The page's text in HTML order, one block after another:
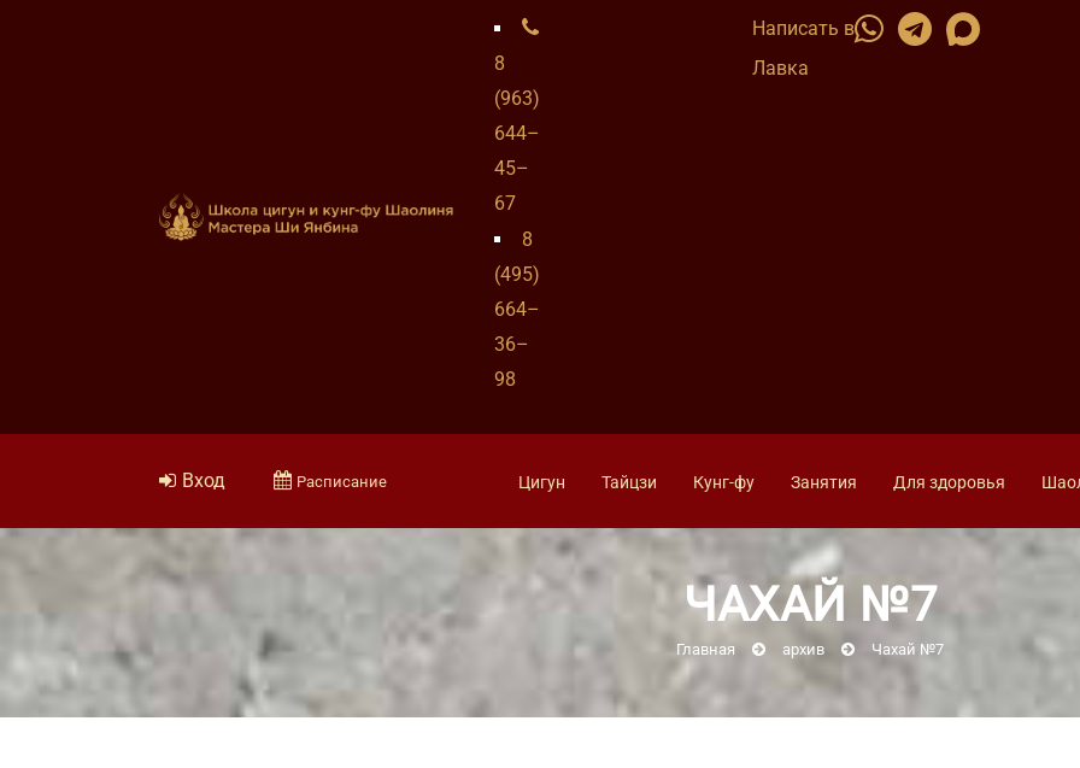
8
(963)
644–
45–
67
8
(495)
664–
36–
98
Написать в
Лавка
Вход Расписание Цигун Тайцзи Кунг-фу Занятия Для здоровья
ЧАХАЙ №7
Главная архив Чахай №7